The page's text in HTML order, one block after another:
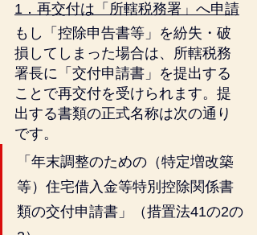
1．再交付は「所轄税務署」へ申請
もし「控除申告書等」を紛失・破
損してしまった場合は、所轄税務
署長に「交付申請書」を提出する
ことで再交付を受けられます。提
出する書類の正式名称は次の通り
です。
「年末調整のための（特定増改築
等）住宅借入金等特別控除関係書
類の交付申請書」（措置法41の2の